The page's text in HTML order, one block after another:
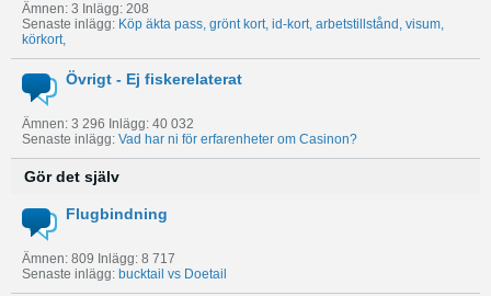
Ämnen: 3 Inlägg: 208
Senaste inlägg: Köp äkta pass, grönt kort, id-kort, arbetstillstånd, visum,
körkort,
Övrigt - Ej fiskerelaterat
Ämnen: 3 296 Inlägg: 40 032
Senaste inlägg: Vad har ni för erfarenheter om Casinon?
Gör det själv
Flugbindning
Ämnen: 809 Inlägg: 8 717
Senaste inlägg: bucktail vs Doetail